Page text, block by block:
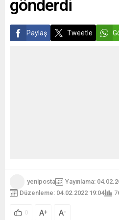
gönderdi
Paylaş Tweetle
yeniposta
Yayınlama:
Düzenleme: 04.02.2022 19:04
0 A+ A-